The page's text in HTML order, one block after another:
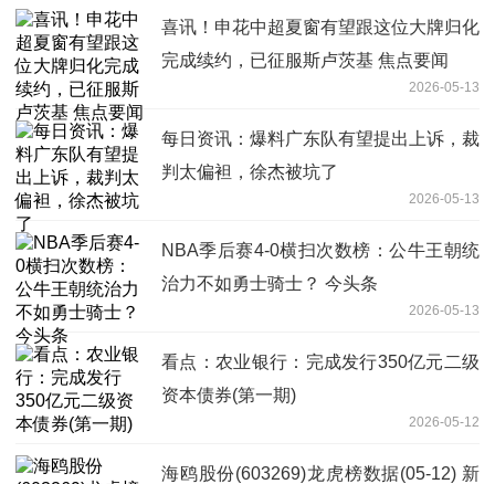
喜讯！申花中超夏窗有望跟这位大牌归化
完成续约，已征服斯卢茨基 焦点要闻
2026-05-13
每日资讯：爆料广东队有望提出上诉，裁
判太偏袒，徐杰被坑了
2026-05-13
NBA季后赛4-0横扫次数榜：公牛王朝统
治力不如勇士骑士？ 今头条
2026-05-13
看点：农业银行：完成发行350亿元二级
资本债券(第一期)
2026-05-12
海鸥股份(603269)龙虎榜数据(05-12) 新